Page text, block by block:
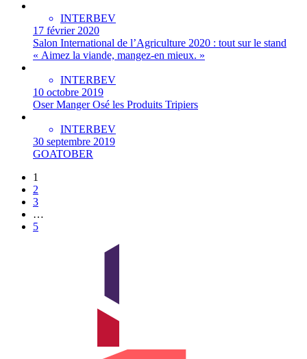
INTERBEV
17 février 2020
Salon International de l’Agriculture 2020 : tout sur le stand
« Aimez la viande, mangez-en mieux. »
INTERBEV
10 octobre 2019
Oser Manger Osé les Produits Tripiers
INTERBEV
30 septembre 2019
GOATOBER
1
2
3
…
5